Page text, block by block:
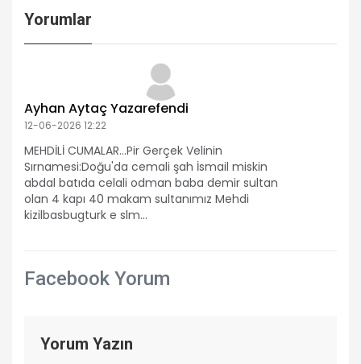
Yorumlar
Ayhan Aytaç Yazarefendi
12-06-2026 12:22
MEHDİLİ CUMALAR...Pir Gerçek Velinin
Sırnamesi:Doğu'da cemali şah İsmail miskin
abdal batıda celali odman baba demir sultan
olan 4 kapı 40 makam sultanımız Mehdi
kizilbasbugturk e slm...
Facebook Yorum
Yorum Yazın